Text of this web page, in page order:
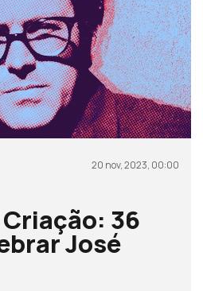
20 nov, 2023, 00:00
36
José